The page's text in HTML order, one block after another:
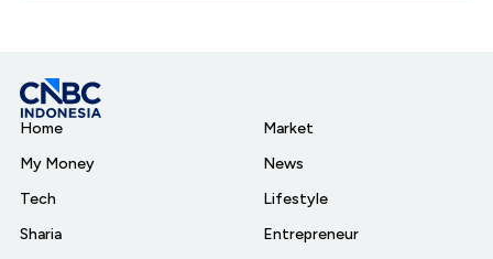
Home
My Money
Tech
Sharia
Market
News
Lifestyle
Entrepreneur